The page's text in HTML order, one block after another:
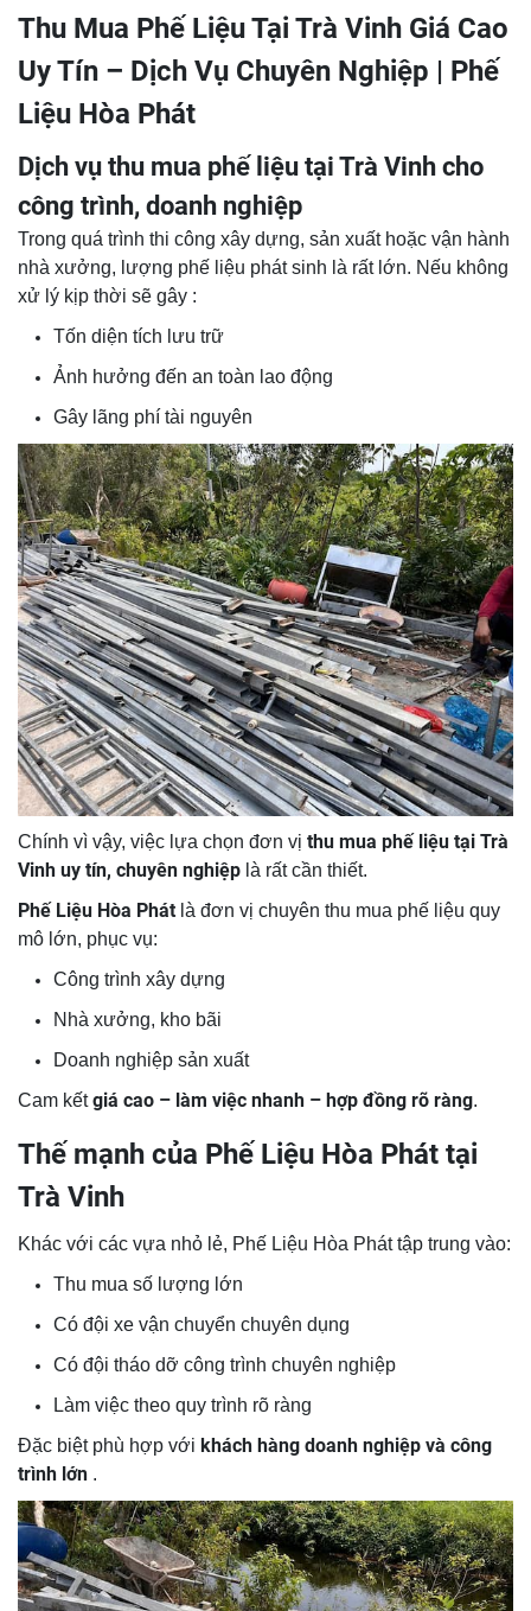
Thu Mua Phế Liệu Tại Trà Vinh Giá Cao
Uy Tín – Dịch Vụ Chuyên Nghiệp | Phế
Liệu Hòa Phát
Dịch vụ thu mua phế liệu tại Trà Vinh cho
công trình, doanh nghiệp
Trong quá trình thi công xây dựng, sản xuất hoặc vận hành
nhà xưởng, lượng phế liệu phát sinh là rất lớn. Nếu không
xử lý kịp thời sẽ gây :
Tốn diện tích lưu trữ
Ảnh hưởng đến an toàn lao động
Gây lãng phí tài nguyên
Chính vì vậy, việc lựa chọn đơn vị thu mua phế liệu tại Trà
Vinh uy tín, chuyên nghiệp là rất cần thiết.
Phế Liệu Hòa Phát là đơn vị chuyên thu mua phế liệu quy
mô lớn, phục vụ:
Công trình xây dựng
Nhà xưởng, kho bãi
Doanh nghiệp sản xuất
Cam kếtgiá cao – làm việc nhanh – hợp đồng rõ ràng.
Thế mạnh của Phế Liệu Hòa Phát tại
Trà Vinh
Khác với các vựa nhỏ lẻ, Phế Liệu Hòa Phát tập trung vào:
Thu mua số lượng lớn
Có đội xe vận chuyển chuyên dụng
Có đội tháo dỡ công trình chuyên nghiệp
Làm việc theo quy trình rõ ràng
Đặc biệt phù hợp với khách hàng doanh nghiệp và công
trình lớn .